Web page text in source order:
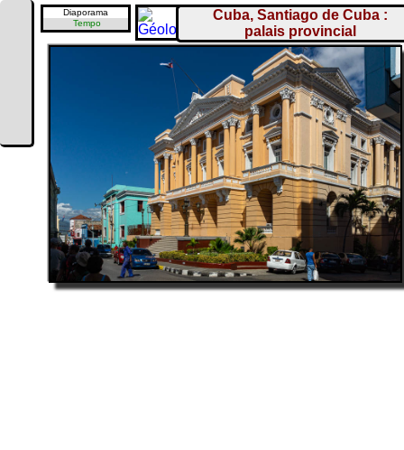
Diaporama
Tempo
Cuba, Santiago de Cuba :
palais provincial